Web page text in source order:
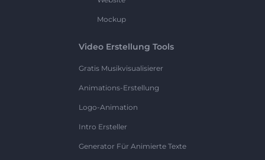
Mockup
Video Erstellung Tools
Gratis Musikvisualisierer
Animations-Erstellung
Logo-Animation
Intro Ersteller
Generator Für Animierte Texte